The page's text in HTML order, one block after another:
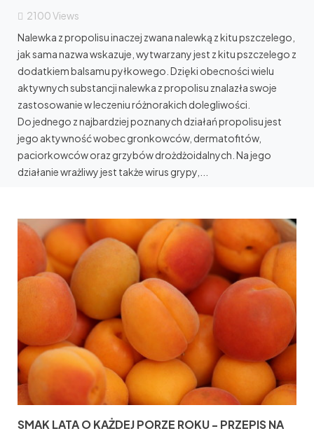
2100Views
Nalewka z propolisu inaczej zwana nalewką z kitu pszczelego,
jak sama nazwa wskazuje, wytwarzany jest z kitu pszczelego z
dodatkiem balsamu pyłkowego. Dzięki obecności wielu
aktywnych substancji nalewka z propolisu znalazła swoje
zastosowanie w leczeniu różnorakich dolegliwości.
Do jednego z najbardziej poznanych działań propolisu jest
jego aktywność wobec gronkowców, dermatofitów,
paciorkowców oraz grzybów drożdżoidalnych. Na jego
działanie wrażliwy jest także wirus grypy,...
SMAK LATA O KAŻDEJ PORZE ROKU - PRZEPIS NA